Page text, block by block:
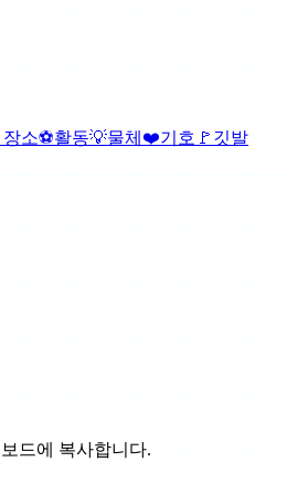
소⚽활동💡물체 ❤️기호 🚩 깃발
드에 복사합니다.